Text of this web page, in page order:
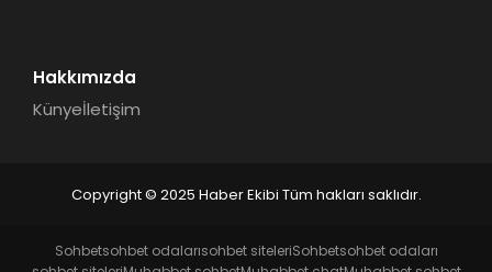
Hakkımızda
Künyeİletişim
Copyright © 2025 Haber Ekibi Tüm hakları saklıdır.
Sohbetsohbet odalarısohbet siteleriSohbetsohbet odaları